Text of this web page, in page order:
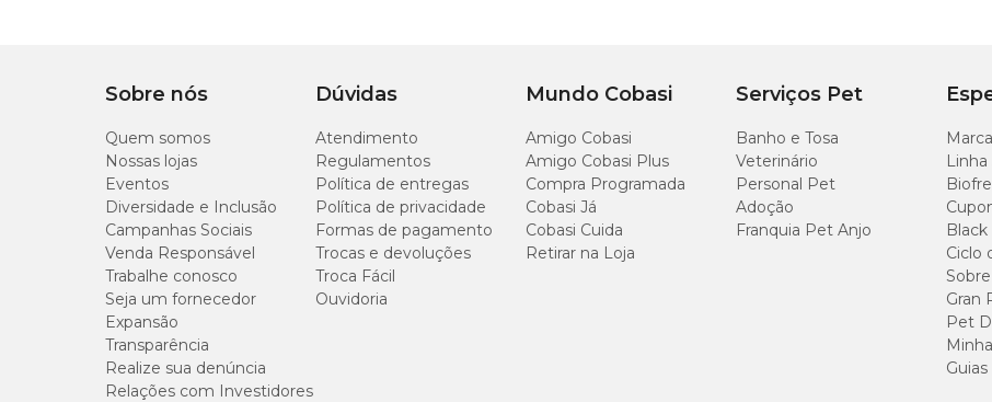
Tamanho Comprimento
Tamanho único 48 cm 37,5 cm
Sobre nós
Quem somos
Nossas lojas
Eventos
Diversidade e Inclusão
Campanhas Sociais
Venda Responsável
Trabalhe conosco
Seja um fornecedor
Expansão
Transparência
Realize sua denúncia
Relações com Investidores
Dúvidas
Atendimento
Regulamentos
Política de entregas
Política de privacidade
Formas de pagamento
Trocas e devoluções
Troca Fácil
Ouvidoria
Mundo Cobasi
Amigo Cobasi
Amigo Cobasi Plus
Compra Programada
Cobasi Já
Cobasi Cuida
Retirar na Loja
Serviços Pet
Banho e Tosa
Veterinário
Personal Pet
Adoção
Franquia Pet Anjo
Linha
Black
Ciclo
Gran
Pet